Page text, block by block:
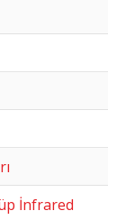
İnfrared